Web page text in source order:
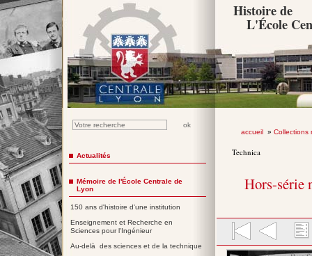
Histoire de
L'École
accueil» Collections
Technica
Hors-série
Actualités
Mémoire de l'École Centrale de
Lyon
150 ans d'histoire d'une institution
Enseignement et Recherche en
Sciences pour l'Ingénieur
Au-delà des sciences et de la technique